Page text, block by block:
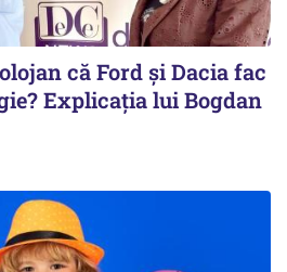
că Ford și Dacia fac
Explicația lui Bogdan